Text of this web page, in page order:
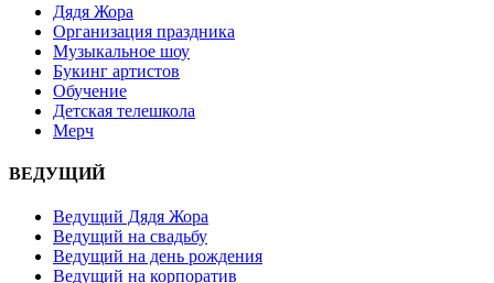
Дядя Жора
Организация праздника
Музыкальное шоу
Букинг артистов
Обучение
Детская телешкола
Мерч
ВЕДУЩИЙ
Ведущий Дядя Жора
Ведущий на свадьбу
Ведущий на день рождения
Ведущий на корпоратив